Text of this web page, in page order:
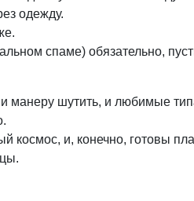
одежду.
спаме) обязательно,
и манеру шутить, и любимые
космос, и, конечно, готовы